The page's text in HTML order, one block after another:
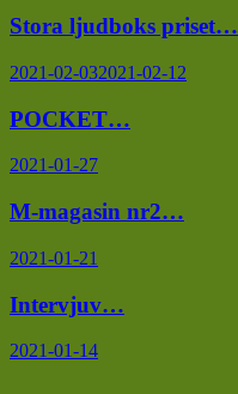
Stora ljudboks priset…
2021-02-032021-02-12
POCKET…
2021-01-27
M-magasin nr2…
2021-01-21
Intervjuv…
2021-01-14